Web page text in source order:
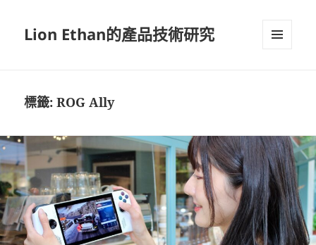
Lion Ethan的產品技術研究
標籤:ROG Ally